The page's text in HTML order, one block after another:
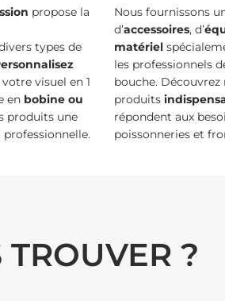
propose la
types de
visuel en 1
en bobine ou
produits une
Nous fournissons
d’accessoires, d’
matériel
les professionnels
bouche.
produits
répondent aux
poissonneries et
?